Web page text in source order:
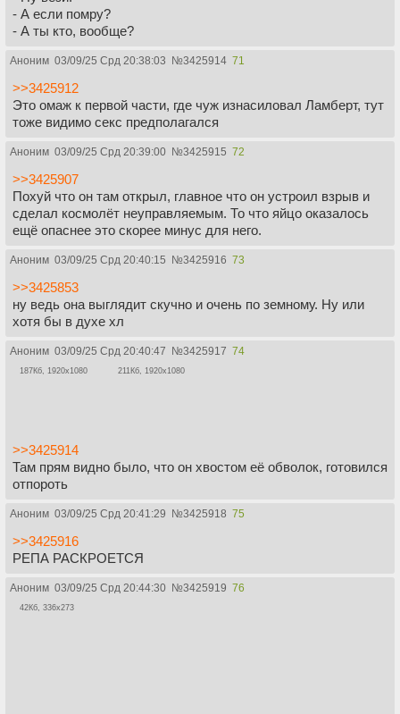
- А если помру?
- А ты кто, вообще?
Аноним 03/09/25 Срд 20:38:03 №3425914 71
>>3425912
Это омаж к первой части, где чуж изнасиловал Ламберт, тут
тоже видимо секс предполагался
Аноним 03/09/25 Срд 20:39:00 №3425915 72
>>3425907
Похуй что он там открыл, главное что он устроил взрыв и
сделал космолёт неуправляемым. То что яйцо оказалось
ещё опаснее это скорее минус для него.
Аноним 03/09/25 Срд 20:40:15 №3425916 73
>>3425853
ну ведь она выглядит скучно и очень по земному. Ну или
хотя бы в духе хл
Аноним 03/09/25 Срд 20:40:47 №3425917 74
187Кб, 1920x1080 211Кб, 1920x1080
>>3425914
Там прям видно было, что он хвостом её обволок, готовился
отпороть
Аноним 03/09/25 Срд 20:41:29 №3425918 75
>>3425916
РЕПА РАСКРОЕТСЯ
Аноним 03/09/25 Срд 20:44:30 №3425919 76
42Кб, 336x273